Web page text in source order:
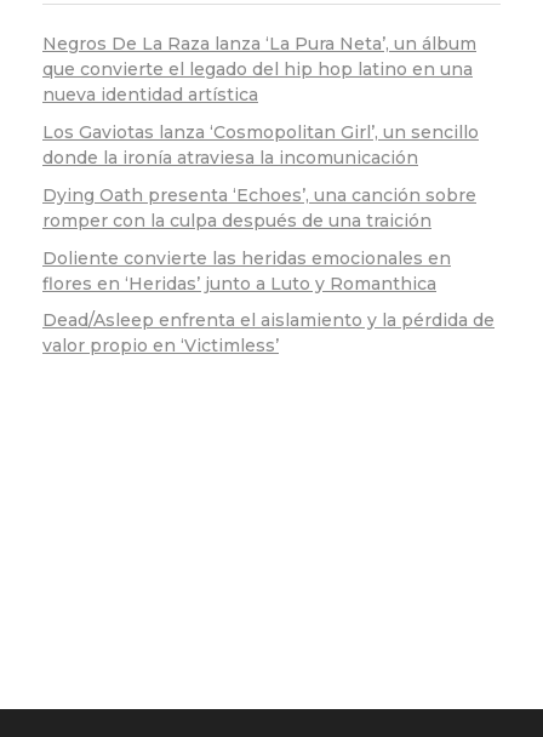
Negros De La Raza lanza ‘La Pura Neta’, un álbum
que convierte el legado del hip hop latino en una
nueva identidad artística
Los Gaviotas lanza ‘Cosmopolitan Girl’, un sencillo
donde la ironía atraviesa la incomunicación
Dying Oath presenta ‘Echoes’, una canción sobre
romper con la culpa después de una traición
Doliente convierte las heridas emocionales en
flores en ‘Heridas’ junto a Luto y Romanthica
Dead/Asleep enfrenta el aislamiento y la pérdida de
valor propio en ‘Victimless’